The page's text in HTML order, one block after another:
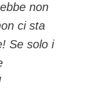
non
ci sta
Se solo i